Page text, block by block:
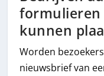
formulieren
kunnen
Worden
nieuwsbrief van